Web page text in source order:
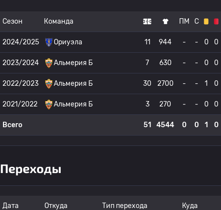
Сезон Команда ПМ С
2024/2025 Ориуэла 11 944 - - 0 0
2023/2024 Альмерия Б 7 630 - - 0 0
2022/2023 Альмерия Б 30 2700 - - 1 0
2021/2022 Альмерия Б 3 270 - - 0 0
Всего 51 4544 0 0 1 0
Переходы
Дата Откуда Тип перехода Куда